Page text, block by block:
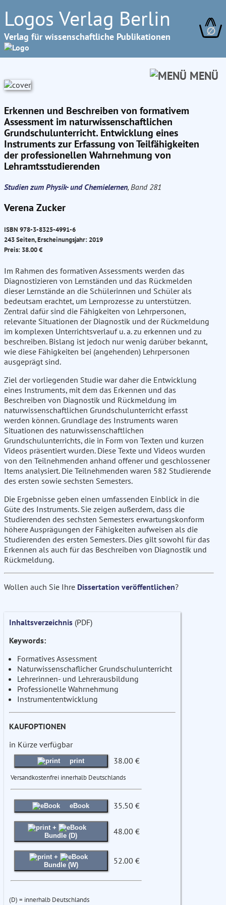
Logos Verlag Berlin
Verlag für wissenschaftliche Publikationen ∅
MENÜ
Erkennen und Beschreiben von formativem
Assessment im naturwissenschaftlichen
Grundschulunterricht. Entwicklung eines
Instruments zur Erfassung von Teilfähigkeiten
der professionellen Wahrnehmung von
Lehramtsstudierenden
Studien zum Physik- und Chemielernen, Band 281
Verena Zucker
ISBN 978-3-8325-4991-6
243 Seiten, Erscheinungsjahr: 2019
Preis: 38.00 €
Im Rahmen des formativen Assessments werden das
Diagnostizieren von Lernständen und das Rückmelden
dieser Lernstände an die Schülerinnen und Schüler als
bedeutsam erachtet, um Lernprozesse zu unterstützen.
Zentral dafür sind die Fähigkeiten von Lehrpersonen,
relevante Situationen der Diagnostik und der Rückmeldung
im komplexen Unterrichtsverlauf u. a. zu erkennen und zu
beschreiben. Bislang ist jedoch nur wenig darüber bekannt,
wie diese Fähigkeiten bei (angehenden) Lehrpersonen
ausgeprägt sind.
Ziel der vorliegenden Studie war daher die Entwicklung
eines Instruments, mit dem das Erkennen und das
Beschreiben von Diagnostik und Rückmeldung im
naturwissenschaftlichen Grundschulunterricht erfasst
werden können. Grundlage des Instruments waren
Situationen des naturwissenschaftlichen
Grundschulunterrichts, die in Form von Texten und kurzen
Videos präsentiert wurden. Diese Texte und Videos wurden
von den Teilnehmenden anhand offener und geschlossener
Items analysiert. Die Teilnehmenden waren 582 Studierende
des ersten sowie sechsten Semesters.
Die Ergebnisse geben einen umfassenden Einblick in die
Güte des Instruments. Sie zeigen außerdem, dass die
Studierenden des sechsten Semesters erwartungskonform
höhere Ausprägungen der Fähigkeiten aufweisen als die
Studierenden des ersten Semesters. Dies gilt sowohl für das
Erkennen als auch für das Beschreiben von Diagnostik und
Rückmeldung.
Wollen auch Sie Ihre Dissertation veröffentlichen?
Inhaltsverzeichnis (PDF)
Keywords:
Formatives Assessment
Naturwissenschaflicher Grundschulunterricht
Lehrerinnen- und Lehrerausbildung
Professionelle Wahrnehmung
Instrumententwicklung
KAUFOPTIONEN
in Kürze verfügbar
print 38.00 €
Versandkostenfrei innerhalb Deutschlands
eBook 35.50 €
+
Bundle (D)
48.00 €
+
Bundle (W)
52.00 €
(D) = innerhalb Deutschlands